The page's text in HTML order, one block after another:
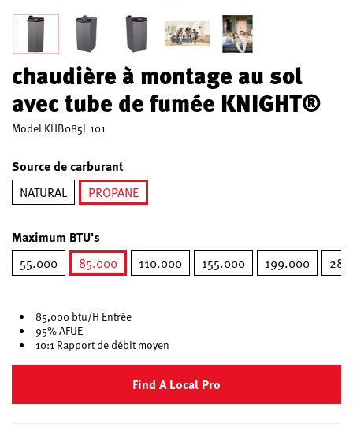
chaudière à montage au sol
avec tube de fumée KNIGHT®
Model KHB085L 101
Source de carburant
NATURAL
PROPANE
Maximum BTU's
55.000
85.000
110.000 155.000 199.000
85,000 btu/H Entrée
95% AFUE
10:1 Rapport de débit moyen
Find A Local Pro